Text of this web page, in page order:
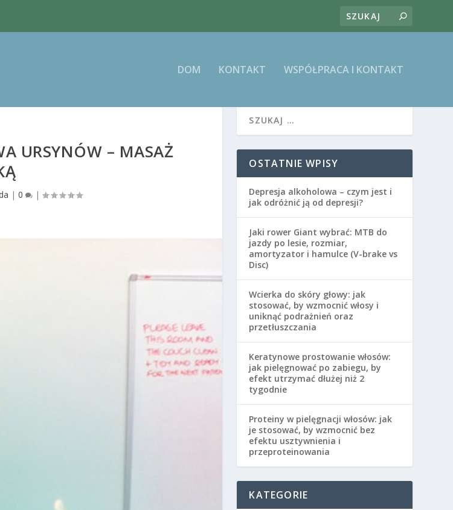
DOM KONTAKT WSPÓŁPRACA I KONTAKT
URSYNÓW – MASAŻ
|0 |
OSTATNIE WPISY
Depresja alkoholowa – czym jest i
jak odróżnić ją od depresji?
Jaki rower Giant wybrać: MTB do
jazdy po lesie, rozmiar,
amortyzator i hamulce (V-brake vs
Disc)
Wcierka do skóry głowy: jak
stosować, by wzmocnić włosy i
uniknąć podrażnień oraz
przetłuszczania
Keratynowe prostowanie włosów:
jak pielęgnować po zabiegu, by
efekt utrzymać dłużej niż 2
tygodnie
Proteiny w pielęgnacji włosów: jak
je stosować, by wzmocnić bez
efektu usztywnienia i
przeproteinowania
KATEGORIE